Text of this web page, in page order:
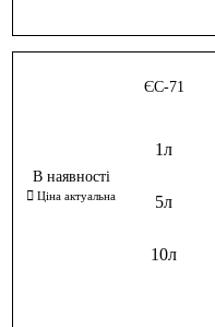
ЄС-71
1л
5л
10л